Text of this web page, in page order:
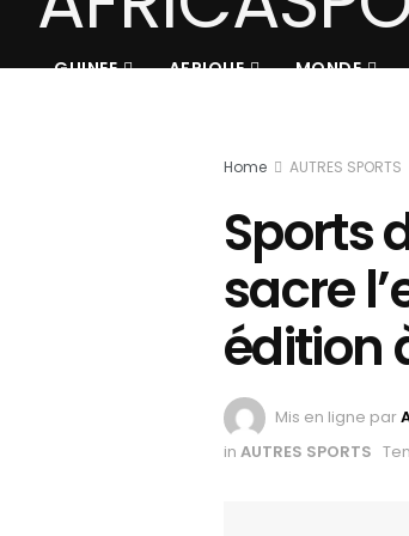
GUINEE AFRIQUE MONDE
Home AUTRES SPORTS
Sports
sacre
édition
Mis en ligne par
in AUTRES SPORTS